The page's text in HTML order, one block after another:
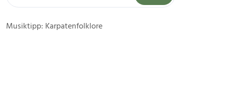
Musiktipp: Karpatenfolklore